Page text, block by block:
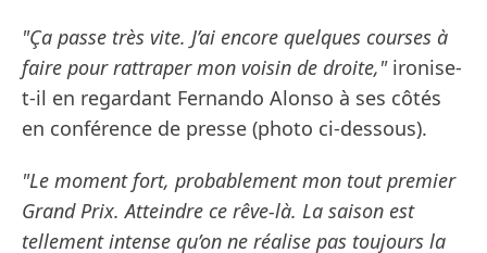
"Ça passe très vite. J’ai encore quelques courses à
faire pour rattraper mon voisin de droite,"ironise-
t-il en regardant Fernando Alonso à ses côtés
en conférence de presse (photo ci-dessous).
"Le moment fort, probablement mon tout premier
Grand Prix. Atteindre ce rêve-là. La saison est
tellement intense qu’on ne réalise pas toujours la